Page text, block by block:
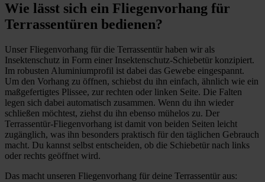
Wie lässt sich ein Fliegenvorhang für
Terrassentüren bedienen?
Unser Fliegenvorhang für die Terrassentür haben wir als
Insektenschutz in Form einer Insektenschutz-Schiebetür konzipiert.
Im robusten Aluminiumprofil ist dabei das Gewebe eingespannt.
Um den Vorhang zu öffnen, schiebst du ihn einfach, ähnlich wie ein
maßgefertigtes Plissee, zur rechten oder linken Seite. Die Falten
legen sich dabei automatisch zusammen. Wenn du ihn wieder
schließen möchtest, ziehst du ihn ebenso mühelos zu. Der
Terrassentür-Fliegenvorhang ist damit von beiden Seiten leicht
zugänglich, was ihn besonders praktisch für den täglichen Gebrauch
macht. Du kannst selbst entscheiden, ob die Schiebetür nach links
oder rechts geöffnet wird.
Das macht unseren Fliegenvorhang für deine Terrassentür aus: